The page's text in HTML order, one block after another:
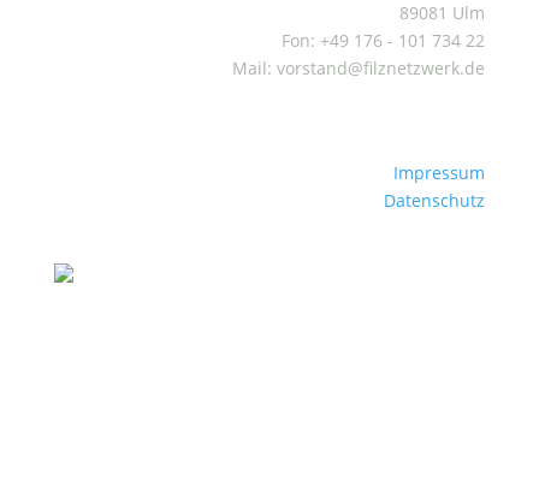
89081 Ulm
Fon: +49 176 - 101 734 22
Mail: vorstand@filznetzwerk.de
Impressum
Datenschutz